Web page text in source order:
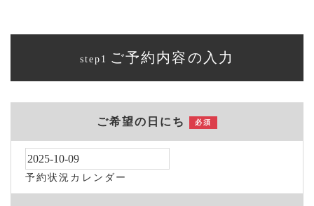
step1 ご予約内容の入力
ご希望の日にち 必須
予約状況カレンダー